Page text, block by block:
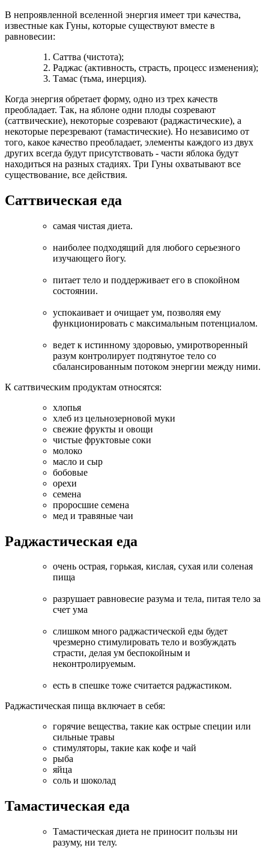
В непроявленной вселенной энергия имеет три качества,
известные как Гуны, которые существуют вместе в
равновесии:
Саттва (чистота);
Раджас (активность, страсть, процесс изменения);
Тамас (тьма, инерция).
Когда энергия обретает форму, одно из трех качеств
преобладает. Так, на яблоне одни плоды созревают
(саттвические), некоторые созревают (раджастические), а
некоторые перезревают (тамастические). Но независимо от
того, какое качество преобладает, элементы каждого из двух
других всегда будут присутствовать - части яблока будут
находиться на разных стадиях. Три Гуны охватывают все
существование, все действия.
Саттвическая еда
самая чистая диета.
наиболее подходящий для любого серьезного
изучающего йогу.
питает тело и поддерживает его в спокойном
состоянии.
успокаивает и очищает ум, позволяя ему
функционировать с максимальным потенциалом.
ведет к истинному здоровью, умиротворенный
разум контролирует подтянутое тело со
сбалансированным потоком энергии между ними.
К саттвическим продуктам относятся:
хлопья
хлеб из цельнозерновой муки
свежие фрукты и овощи
чистые фруктовые соки
молоко
масло и сыр
бобовые
орехи
семена
проросшие семена
мед и травяные чаи
Раджастическая еда
очень острая, горькая, кислая, сухая или соленая
пища
разрушает равновесие разума и тела, питая тело за
счет ума
слишком много раджастической еды будет
чрезмерно стимулировать тело и возбуждать
страсти, делая ум беспокойным и
неконтролируемым.
есть в спешке тоже считается раджастиком.
Раджастическая пища включает в себя:
горячие вещества, такие как острые специи или
сильные травы
стимуляторы, такие как кофе и чай
рыба
яйца
соль и шоколад
Тамастическая еда
Тамастическая диета не приносит пользы ни
разуму, ни телу.